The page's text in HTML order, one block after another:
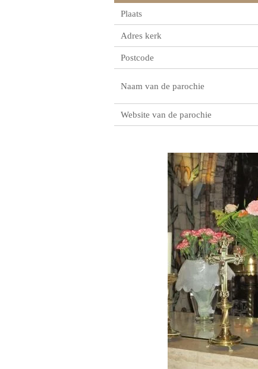
Plaats
Adres kerk
Postcode
Naam van de parochie
Website van de parochie